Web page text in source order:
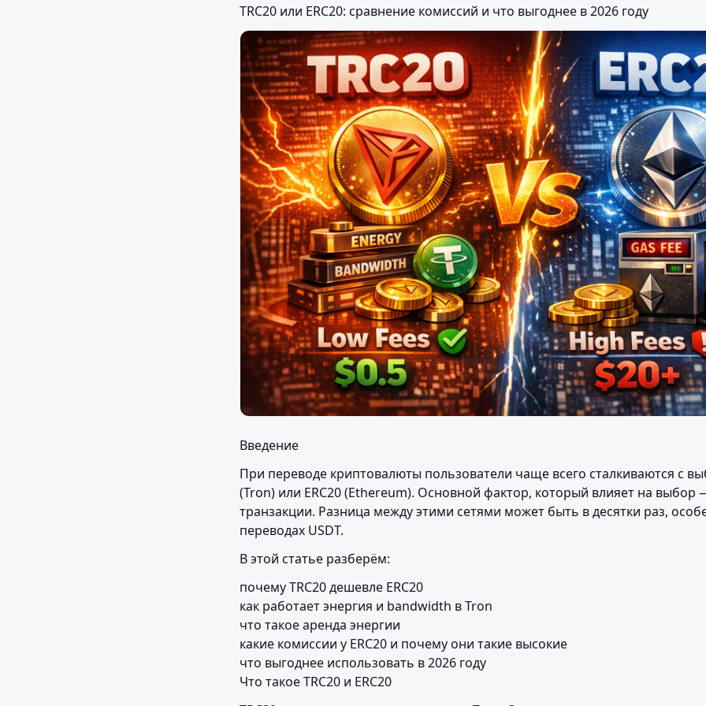
TRC20 или ERC20: сравнение комиссий и что выгоднее в 2026 году
Введение
При переводе криптовалюты пользователи чаще всего сталкиваются с
(Tron) или ERC20 (Ethereum). Основной фактор, который влияет на выбор
транзакции. Разница между этими сетями может быть в десятки раз,
переводах USDT.
В этой статье разберём:
почему TRC20 дешевле ERC20
как работает энергия и bandwidth в Tron
что такое аренда энергии
какие комиссии у ERC20 и почему они такие высокие
что выгоднее использовать в 2026 году
Что такое TRC20 и ERC20